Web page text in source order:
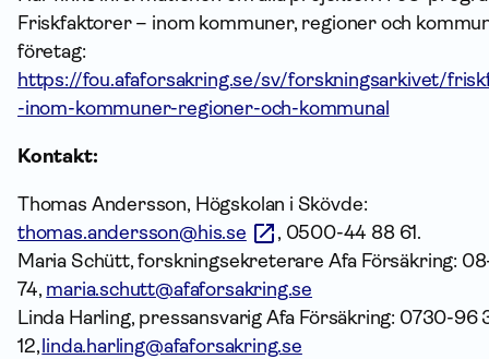
Friskfaktorer – inom kommuner, regioner och
företag:
https://fou.afaforsakring.se/sv/forskningsarkivet/
-inom-kommuner-regioner-och-kommunal
Kontakt:
Thomas Andersson, Högskolan i Skövde:
thomas.andersson@his.se
, 0500-44 88 61.
Maria Schütt, forskningsekreterare Afa Försäkring:
74, maria.schutt@afaforsakring.se
Linda Harling, pressansvarig Afa Försäkring: 0730-96
12, linda.harling@afaforsakring.se